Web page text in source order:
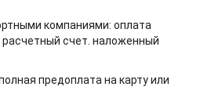
компаниями: оплата
расчетный счет. наложенный
предоплата на карту или